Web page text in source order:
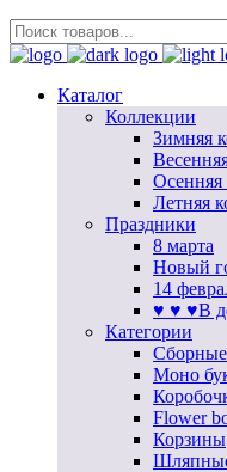
Каталог
Коллекции
Зимняя
Осенняя
Летняя
Праздники
8 марта
Новый
14
♥ ♥ ♥В
Категории
Моно
Flower
Корзины